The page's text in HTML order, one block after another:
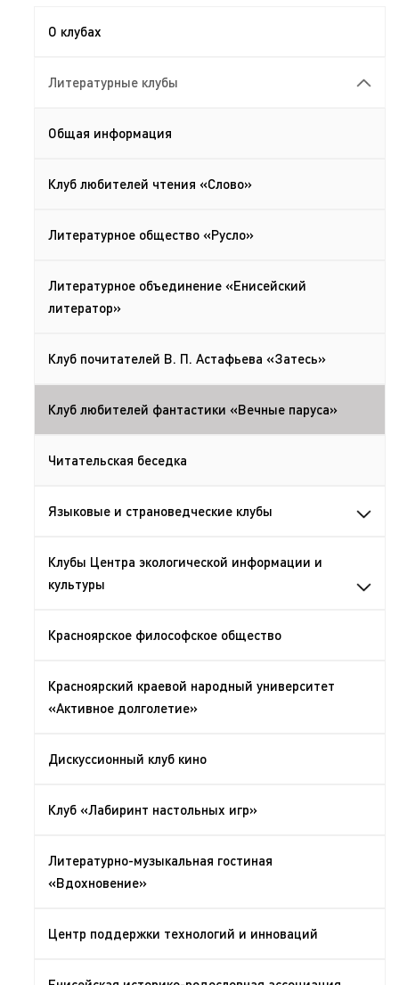
О клубах
Литературные клубы
Общая информация
Клуб любителей чтения «Слово»
Литературное общество «Русло»
Литературное объединение «Енисейский
литератор»
Клуб почитателей В. П. Астафьева «Затесь»
Клуб любителей фантастики «Вечные паруса»
Читательская беседка
Языковые и страноведческие клубы
Клубы Центра экологической информации и
культуры
Красноярское философское общество
Красноярский краевой народный университет
«Активное долголетие»
Дискуссионный клуб кино
Клуб «Лабиринт настольных игр»
Литературно-музыкальная гостиная
«Вдохновение»
Центр поддержки технологий и инноваций